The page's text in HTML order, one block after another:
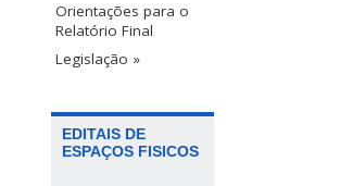
Orientações para o
Relatório Final
Legislação »
EDITAIS DE
ESPAÇOS FISICOS